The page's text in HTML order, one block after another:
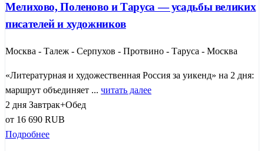
Мелихово, Поленово и Таруса — усадьбы великих
писателей и художников
Москва - Талеж - Серпухов - Протвино - Таруса - Москва
«Литературная и художественная Россия за уикенд» на 2 дня:
маршрут объединяет ... читать далее
2 дня Завтрак+Обед
от 16 690 RUB
Подробнее